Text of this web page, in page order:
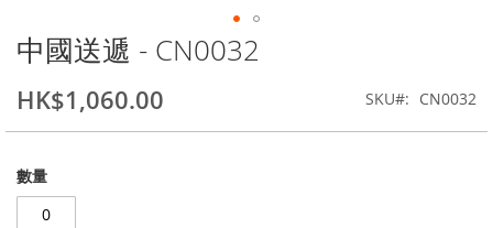
Skip
to
the
beginning
of
images
gallery
中國送遞 - CN0032
HK$1,060.00 SKU CN0032
數量